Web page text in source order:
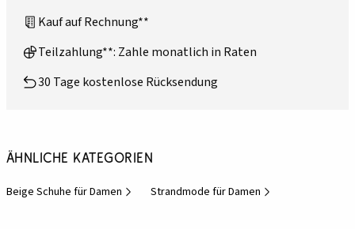
Kauf auf Rechnung**
Teilzahlung**: Zahle monatlich in Raten
30 Tage kostenlose Rücksendung
Ähnliche Kategorien
Beige Schuhe für Damen Strandmode für Damen